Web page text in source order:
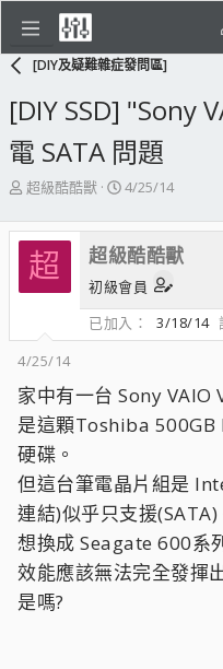
[DIY及疑難雜症發問區]
[DIY SSD] "Sony
電 SATA 問題
主
發
起
人
超級酷酷獸
開
日
期
4/25/14
超 超級酷酷獸
初級會員
已加入
3/18/14
4/25/14
家中有一台 Sony VAIO
是這顆Toshiba 500GB
硬碟。
但這台筆電晶片組是
連結)似乎只支援
想換成 Seagate 600系
效能應該無法完全發揮
是嗎?